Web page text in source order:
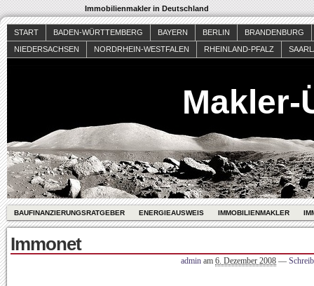
Immobilienmakler in Deutschland
START BADEN-WÜRTTEMBERG BAYERN BERLIN
BRANDENBURG
NIEDERSACHSEN
NORDRHEIN-WESTFALEN RHEINLAND-PFALZ
Makler-
BAUFINANZIERUNGSRATGEBER ENERGIEAUSWEIS IMMOBILIENMAKLER
Immonet
admin am 6. Dezember 2008 —